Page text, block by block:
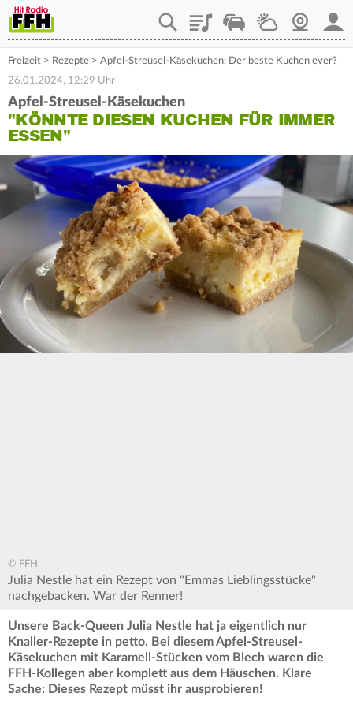
PlaylistStaupilotWetterWebcam
Freizeit > Rezepte > Apfel-Streusel-Käsekuchen: Der beste Kuchen ever?
26.01.2024, 12:29 Uhr
Apfel-Streusel-Käsekuchen
"KÖNNTE DIESEN KUCHEN FÜR IMMER
ESSEN"
© FFH
Julia Nestle hat ein Rezept von "Emmas Lieblingsstücke"
nachgebacken. War der Renner!
Unsere Back-Queen Julia Nestle hat ja eigentlich nur
Knaller-Rezepte in petto. Bei diesem Apfel-Streusel-
Käsekuchen mit Karamell-Stücken vom Blech waren die
FFH-Kollegen aber komplett aus dem Häuschen. Klare
Sache: Dieses Rezept müsst ihr ausprobieren!